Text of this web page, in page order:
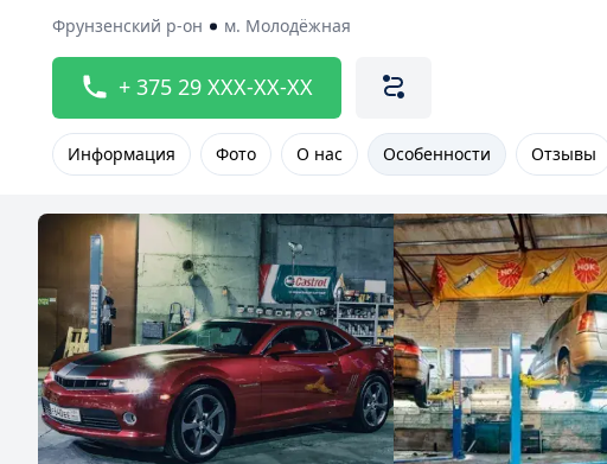
Фрунзенский р-он м. Молодёжная
+ 375 29 XXX-XX-XX
Информация Фото О нас Особенности Отзывы